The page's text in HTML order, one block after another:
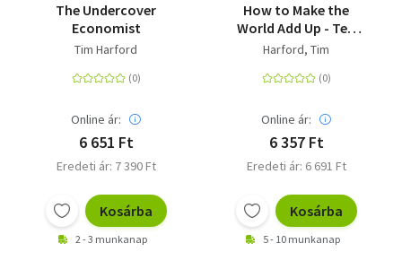
The Undercover
Economist
Tim Harford
Online ár:
6 651 Ft
Eredeti ár: 7 390 Ft
Kosárba
2 - 3 munkanap
How to Make the
World Add Up - Ten
Rules for Thinking
Numbers
Harford, Tim
Online ár:
6 357 Ft
Eredeti ár: 6 691 Ft
Kosárba
5 - 10 munkanap